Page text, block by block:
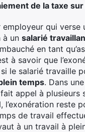
de la taxe
qui verse
à un salarié
en tant
à savoir que
le salarié travaille
temps. Dans
appel à plusieurs
l’exonération reste
de travail
à un travail à